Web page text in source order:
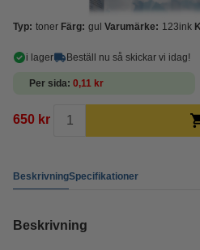
Typ: toner Färg: gul Varumärke: 123ink
i lager Beställ nu så skickar vi idag!
Per sida 0,11 kr
650 kr
BeskrivningSpecifikationer
Beskrivning